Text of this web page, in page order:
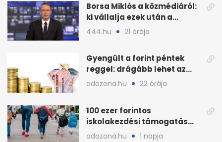
Borsa Miklós a közmédiáról:
ki vállalja ezek után a
munkát?
444.hu 21 órája
Gyengült a forint péntek
reggel: drágább lehet az
euró és a dollár
adozona.hu 22 órája
100 ezer forintos
iskolakezdési támogatás
2026 őszén: adózás,
adozona.hu 1 napja